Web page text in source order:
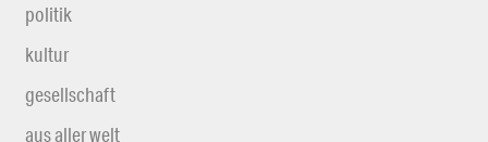
politik
kultur
gesellschaft
aus aller welt